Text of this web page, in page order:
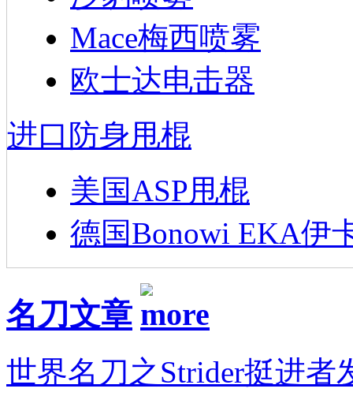
Mace梅西喷雾
欧士达电击器
进口防身甩棍
美国ASP甩棍
德国Bonowi EKA伊
名刀文章
世界名刀之Strider挺进者